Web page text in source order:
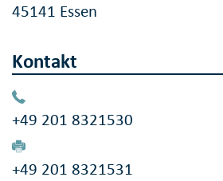
45141 Essen
Kontakt
+49 201 8321530
+49 201 8321531